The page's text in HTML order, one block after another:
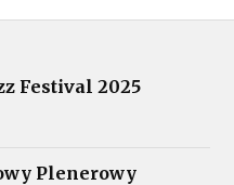
Festival 2025
Plenerowy